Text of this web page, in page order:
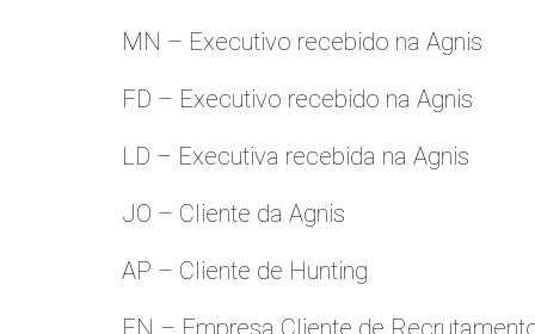
MN – Executivo recebido na Agnis
FD – Executivo recebido na Agnis
LD – Executiva recebida na Agnis
JO – Cliente da Agnis
AP – Cliente de Hunting
FN – Empresa Cliente de